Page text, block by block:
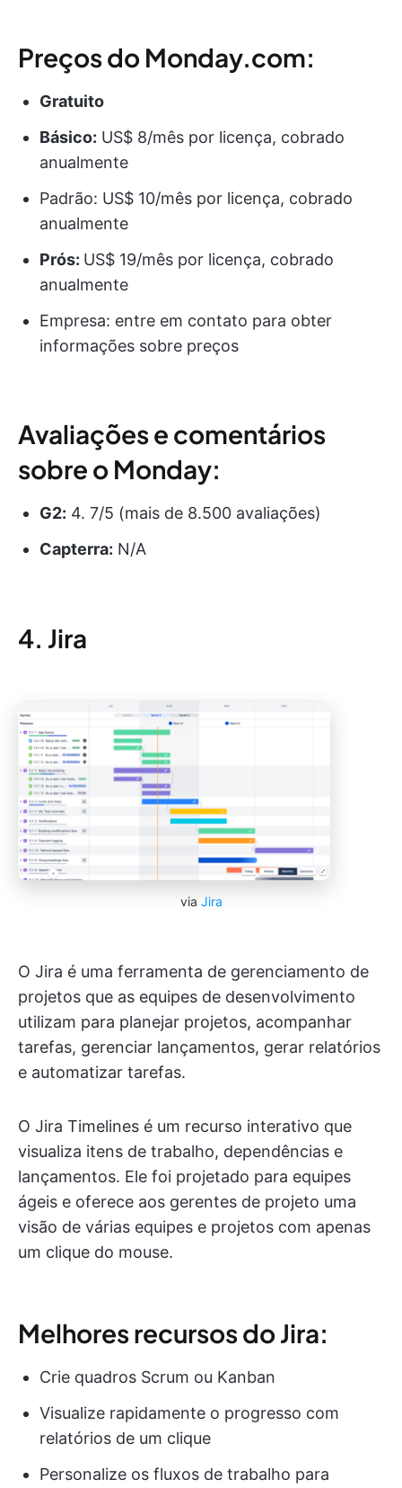
Preços do Monday.com:
Gratuito
Básico: US$ 8/mês por licença, cobrado
anualmente
Padrão: US$ 10/mês por licença, cobrado
anualmente
Prós: US$ 19/mês por licença, cobrado
anualmente
Empresa: entre em contato para obter
informações sobre preços
Avaliações e comentários
sobre o Monday:
G2: 4. 7/5 (mais de 8.500 avaliações)
Capterra: N/A
4. Jira
via Jira
O Jira é uma ferramenta de gerenciamento de
projetos que as equipes de desenvolvimento
utilizam para planejar projetos, acompanhar
tarefas, gerenciar lançamentos, gerar relatórios
e automatizar tarefas.
O Jira Timelines é um recurso interativo que
visualiza itens de trabalho, dependências e
lançamentos. Ele foi projetado para equipes
ágeis e oferece aos gerentes de projeto uma
visão de várias equipes e projetos com apenas
um clique do mouse.
Melhores recursos do Jira:
Crie quadros Scrum ou Kanban
Visualize rapidamente o progresso com
relatórios de um clique
Personalize os fluxos de trabalho para